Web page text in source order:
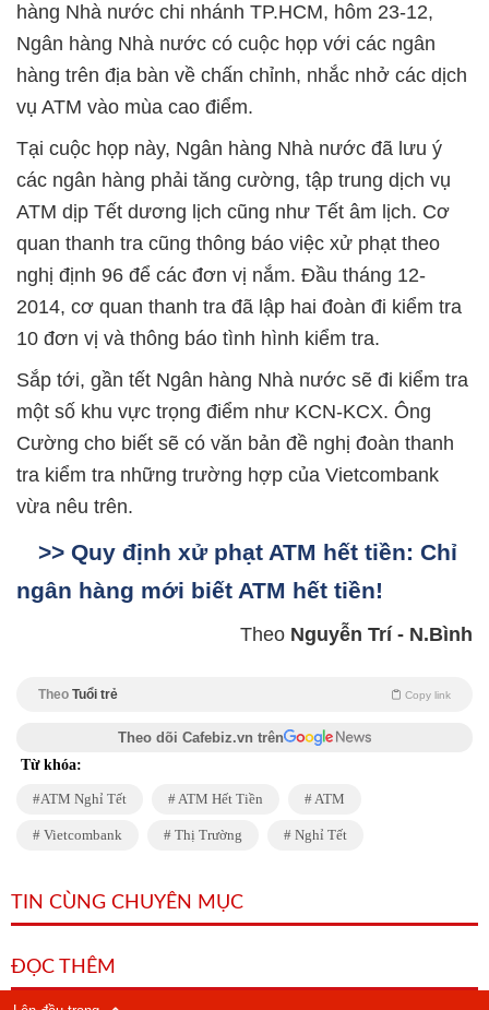
hàng Nhà nước chi nhánh TP.HCM, hôm 23-12,
Ngân hàng Nhà nước có cuộc họp với các ngân
hàng trên địa bàn về chấn chỉnh, nhắc nhở các dịch
vụ ATM vào mùa cao điểm.
Tại cuộc họp này, Ngân hàng Nhà nước đã lưu ý
các ngân hàng phải tăng cường, tập trung dịch vụ
ATM dịp Tết dương lịch cũng như Tết âm lịch. Cơ
quan thanh tra cũng thông báo việc xử phạt theo
nghị định 96 để các đơn vị nắm. Ðầu tháng 12-
2014, cơ quan thanh tra đã lập hai đoàn đi kiểm tra
10 đơn vị và thông báo tình hình kiểm tra.
Sắp tới, gần tết Ngân hàng Nhà nước sẽ đi kiểm tra
một số khu vực trọng điểm như KCN-KCX. Ông
Cường cho biết sẽ có văn bản đề nghị đoàn thanh
tra kiểm tra những trường hợp của Vietcombank
vừa nêu trên.
>> Quy định xử phạt ATM hết tiền: Chỉ
ngân hàng mới biết ATM hết tiền!
Theo Nguyễn Trí - N.Bình
Theo Tuổi trẻ Copy link
Theo dõi Cafebiz.vn trên
Từ khóa:
ATM Nghỉ Tết ATM Hết Tiền ATM
Vietcombank Thị Trường Nghỉ Tết
TIN CÙNG CHUYÊN MỤC
ĐỌC THÊM